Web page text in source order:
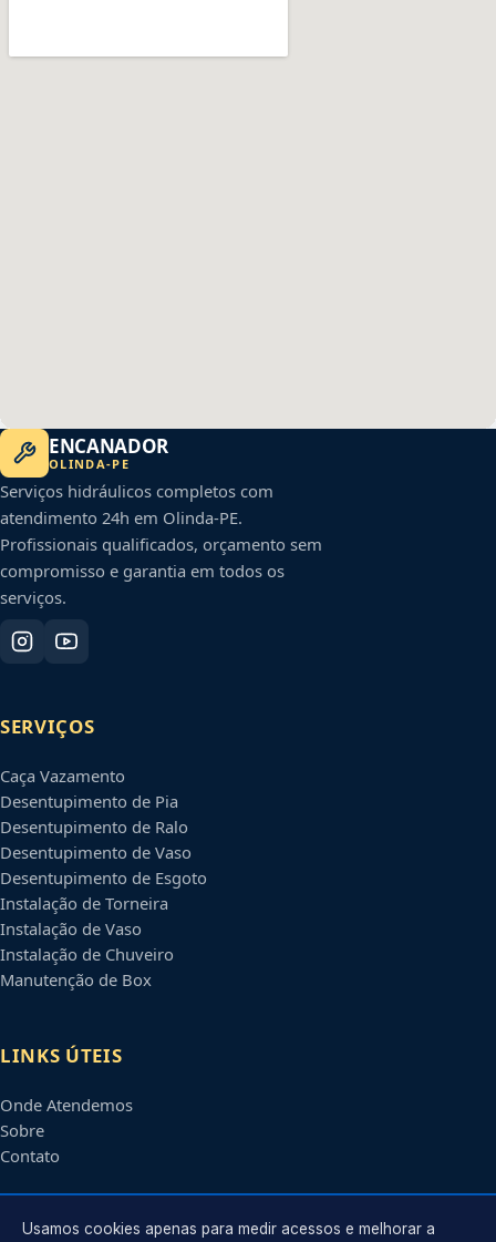
ENCANADOR
OLINDA-PE
Serviços hidráulicos completos com
atendimento 24h em Olinda-PE.
Profissionais qualificados, orçamento sem
compromisso e garantia em todos os
serviços.
SERVIÇOS
Caça Vazamento
Desentupimento de Pia
Desentupimento de Ralo
Desentupimento de Vaso
Desentupimento de Esgoto
Instalação de Torneira
Instalação de Vaso
Instalação de Chuveiro
Manutenção de Box
LINKS ÚTEIS
Onde Atendemos
Sobre
Contato
CONTATO
Usamos cookies apenas para medir acessos e melhorar a